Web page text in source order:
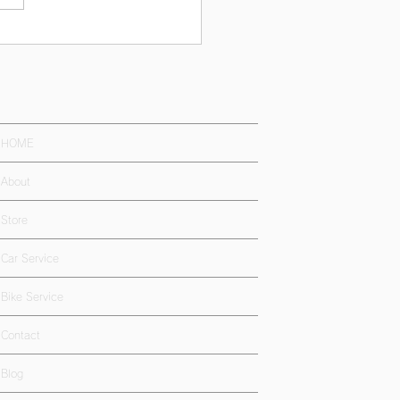
HOME
About
Store
Car Service
Bike Service
Contact
Blog